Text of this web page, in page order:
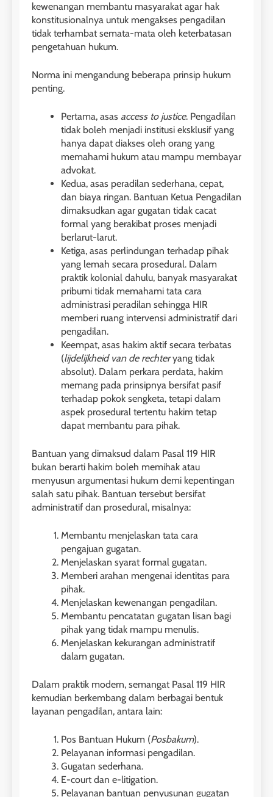
kewenangan membantu masyarakat agar hak
konstitusionalnya untuk mengakses pengadilan
tidak terhambat semata-mata oleh keterbatasan
pengetahuan hukum.
Norma ini mengandung beberapa prinsip hukum
penting.
Pertama, asas access to justice. Pengadilan
tidak boleh menjadi institusi eksklusif yang
hanya dapat diakses oleh orang yang
memahami hukum atau mampu membayar
advokat.
Kedua, asas peradilan sederhana, cepat,
dan biaya ringan. Bantuan Ketua Pengadilan
dimaksudkan agar gugatan tidak cacat
formal yang berakibat proses menjadi
berlarut-larut.
Ketiga, asas perlindungan terhadap pihak
yang lemah secara prosedural. Dalam
praktik kolonial dahulu, banyak masyarakat
pribumi tidak memahami tata cara
administrasi peradilan sehingga HIR
memberi ruang intervensi administratif dari
pengadilan.
Keempat, asas hakim aktif secara terbatas
(lijdelijkheid van de rechteryang tidak
absolut). Dalam perkara perdata, hakim
memang pada prinsipnya bersifat pasif
terhadap pokok sengketa, tetapi dalam
aspek prosedural tertentu hakim tetap
dapat membantu para pihak.
Bantuan yang dimaksud dalam Pasal 119 HIR
bukan berarti hakim boleh memihak atau
menyusun argumentasi hukum demi kepentingan
salah satu pihak. Bantuan tersebut bersifat
administratif dan prosedural, misalnya:
Membantu menjelaskan tata cara
pengajuan gugatan.
Menjelaskan syarat formal gugatan.
Memberi arahan mengenai identitas para
pihak.
Menjelaskan kewenangan pengadilan.
Membantu pencatatan gugatan lisan bagi
pihak yang tidak mampu menulis.
Menjelaskan kekurangan administratif
dalam gugatan.
Dalam praktik modern, semangat Pasal 119 HIR
kemudian berkembang dalam berbagai bentuk
layanan pengadilan, antara lain:
Pos Bantuan Hukum (Posbakum).
Pelayanan informasi pengadilan.
Gugatan sederhana.
E-court dan e-litigation.
Pelayanan bantuan penyusunan gugatan